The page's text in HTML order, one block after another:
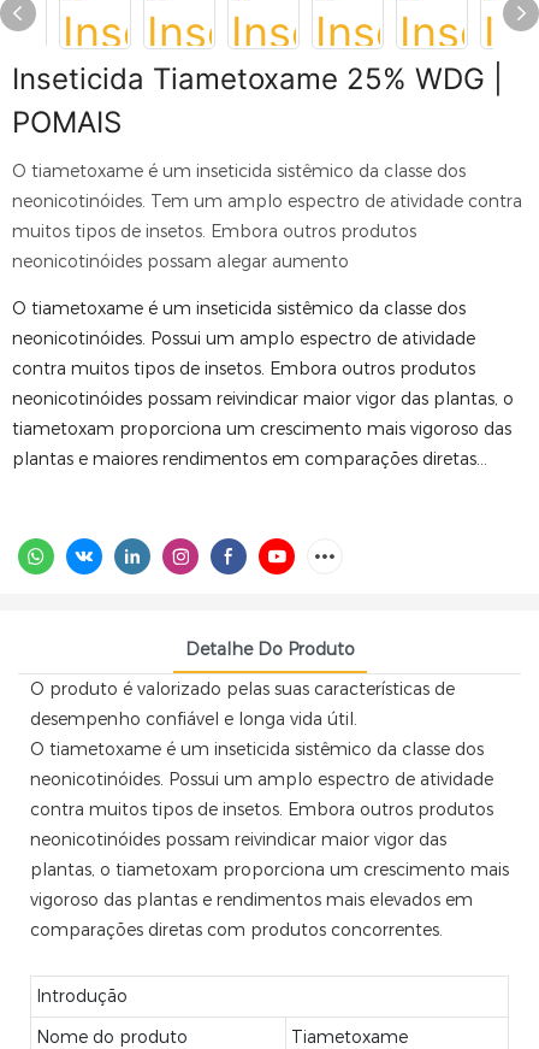
Inseticida Tiametoxame 25% WDG |
POMAIS
O tiametoxame é um inseticida sistêmico da classe dos
neonicotinóides. Tem um amplo espectro de atividade contra
muitos tipos de insetos. Embora outros produtos
neonicotinóides possam alegar aumento
O tiametoxame é um inseticida sistêmico da classe dos
neonicotinóides. Possui um amplo espectro de atividade
contra muitos tipos de insetos. Embora outros produtos
neonicotinóides possam reivindicar maior vigor das plantas, o
tiametoxam proporciona um crescimento mais vigoroso das
plantas e maiores rendimentos em comparações diretas...
Detalhe Do Produto
O produto é valorizado pelas suas características de
desempenho confiável e longa vida útil.
O tiametoxame é um inseticida sistêmico da classe dos
neonicotinóides. Possui um amplo espectro de atividade
contra muitos tipos de insetos. Embora outros produtos
neonicotinóides possam reivindicar maior vigor das
plantas, o tiametoxam proporciona um crescimento mais
vigoroso das plantas e rendimentos mais elevados em
comparações diretas com produtos concorrentes.
Introdução
Nome do produto
Tiametoxame